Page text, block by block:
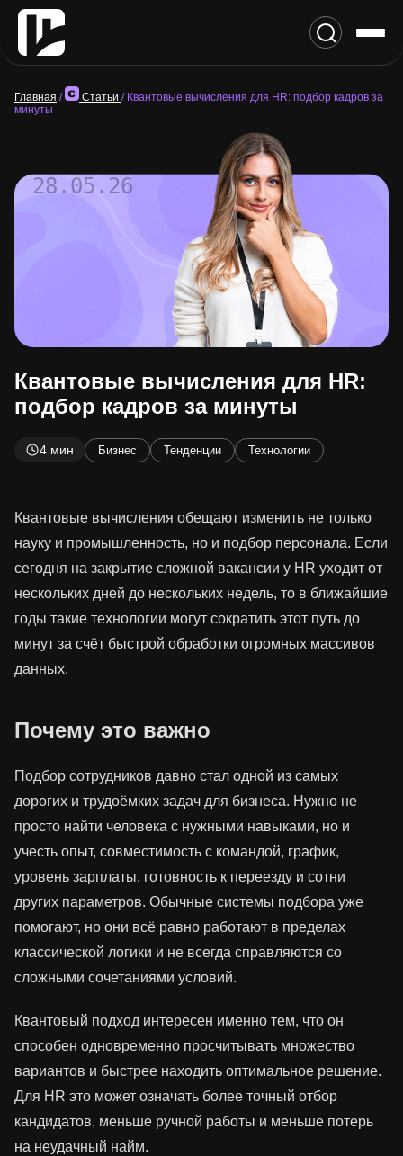
Главная / Статьи / Квантовые вычисления для HR: подбор кадров за
минуты
28.05.26
Квантовые вычисления для HR:
подбор кадров за минуты
4 мин Бизнес Тенденции Технологии
Квантовые вычисления обещают изменить не только
науку и промышленность, но и подбор персонала. Если
сегодня на закрытие сложной вакансии у HR уходит от
нескольких дней до нескольких недель, то в ближайшие
годы такие технологии могут сократить этот путь до
минут за счёт быстрой обработки огромных массивов
данных.
Почему это важно
Подбор сотрудников давно стал одной из самых
дорогих и трудоёмких задач для бизнеса. Нужно не
просто найти человека с нужными навыками, но и
учесть опыт, совместимость с командой, график,
уровень зарплаты, готовность к переезду и сотни
других параметров. Обычные системы подбора уже
помогают, но они всё равно работают в пределах
классической логики и не всегда справляются со
сложными сочетаниями условий.
Квантовый подход интересен именно тем, что он
способен одновременно просчитывать множество
вариантов и быстрее находить оптимальное решение.
Для HR это может означать более точный отбор
кандидатов, меньше ручной работы и меньше потерь
на неудачный найм.